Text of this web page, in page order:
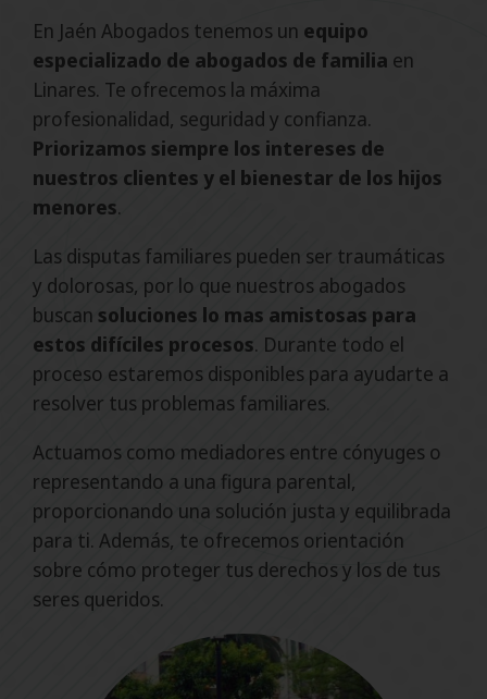
En Jaén Abogados tenemos un equipo
especializado de abogados de familia en
Linares. Te ofrecemos la máxima
profesionalidad, seguridad y confianza.
Priorizamos siempre los intereses de
nuestros clientes y el bienestar de los hijos
menores.
Las disputas familiares pueden ser traumáticas
y dolorosas, por lo que nuestros abogados
buscan soluciones lo mas amistosas para
estos difíciles procesos. Durante todo el
proceso estaremos disponibles para ayudarte a
resolver tus problemas familiares.
Actuamos como mediadores entre cónyuges o
representando a una figura parental,
proporcionando una solución justa y equilibrada
para ti. Además, te ofrecemos orientación
sobre cómo proteger tus derechos y los de tus
seres queridos.